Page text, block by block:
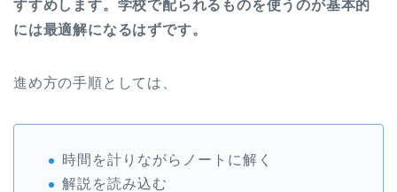
すすめします。学校で配られるものを使うのが基本的
には最適解になるはずです。
進め方の手順としては、
時間を計りながらノートに解く
解説を読み込む